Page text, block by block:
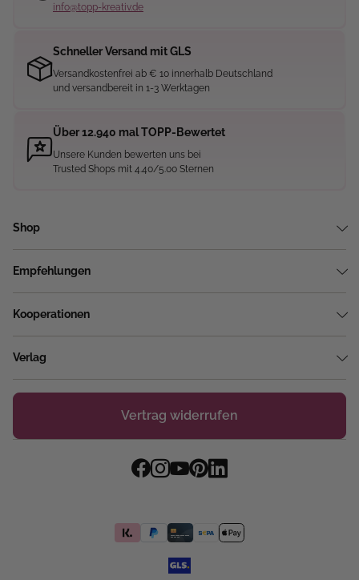
info@topp-kreativ.de
Schneller Versand mit GLS
Versandkostenfrei ab € 10 innerhalb Deutschland
und versandbereit in 1-3 Werktagen
Über 12.940 mal TOPP-Bewertet
Unsere Kunden bewerten uns bei
Trusted Shops mit 4.40/5.00 Sternen
Shop
Empfehlungen
Kooperationen
Verlag
Vertrag widerrufen